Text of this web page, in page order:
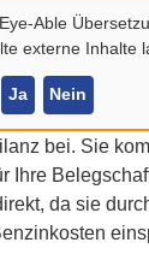
Eye-Able
externe Inhalte
Ja Nein
kostenfrei
den
Fahrtziel
bei. Sie
Ihre
da sie